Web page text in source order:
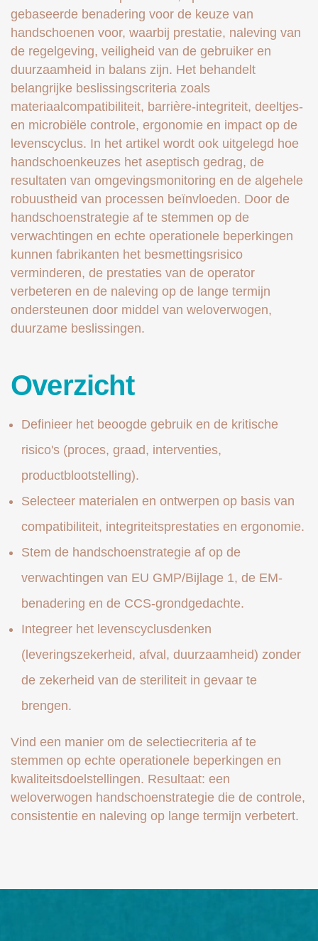
gebaseerde benadering voor de keuze van
handschoenen voor, waarbij prestatie, naleving van
de regelgeving, veiligheid van de gebruiker en
duurzaamheid in balans zijn. Het behandelt
belangrijke beslissingscriteria zoals
materiaalcompatibiliteit, barrière-integriteit, deeltjes-
en microbiële controle, ergonomie en impact op de
levenscyclus. In het artikel wordt ook uitgelegd hoe
handschoenkeuzes het aseptisch gedrag, de
resultaten van omgevingsmonitoring en de algehele
robuustheid van processen beïnvloeden. Door de
handschoenstrategie af te stemmen op de
verwachtingen en echte operationele beperkingen
kunnen fabrikanten het besmettingsrisico
verminderen, de prestaties van de operator
verbeteren en de naleving op de lange termijn
ondersteunen door middel van weloverwogen,
duurzame beslissingen.
Overzicht
Definieer het beoogde gebruik en de kritische
risico's (proces, graad, interventies,
productblootstelling).
Selecteer materialen en ontwerpen op basis van
compatibiliteit, integriteitsprestaties en ergonomie.
Stem de handschoenstrategie af op de
verwachtingen van EU GMP/Bijlage 1, de EM-
benadering en de CCS-grondgedachte.
Integreer het levenscyclusdenken
(leveringszekerheid, afval, duurzaamheid) zonder
de zekerheid van de steriliteit in gevaar te
brengen.
Vind een manier om de selectiecriteria af te
stemmen op echte operationele beperkingen en
kwaliteitsdoelstellingen. Resultaat: een
weloverwogen handschoenstrategie die de controle,
consistentie en naleving op lange termijn verbetert.